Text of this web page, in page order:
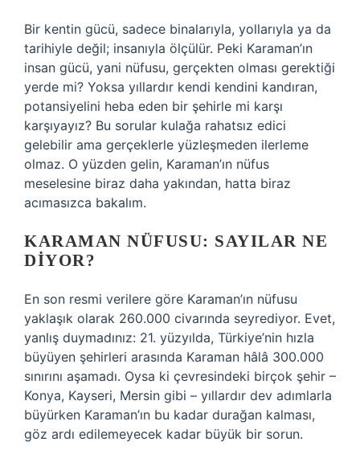
Bir kentin gücü, sadece binalarıyla, yollarıyla ya da
tarihiyle değil; insanıyla ölçülür. Peki Karaman’ın
insan gücü, yani nüfusu, gerçekten olması gerektiği
yerde mi? Yoksa yıllardır kendi kendini kandıran,
potansiyelini heba eden bir şehirle mi karşı
karşıyayız? Bu sorular kulağa rahatsız edici
gelebilir ama gerçeklerle yüzleşmeden ilerleme
olmaz. O yüzden gelin, Karaman’ın nüfus
meselesine biraz daha yakından, hatta biraz
acımasızca bakalım.
KARAMAN NÜFUSU: SAYILAR NE
DIYOR?
En son resmi verilere göre Karaman’ın nüfusu
yaklaşık olarak 260.000 civarında seyrediyor. Evet,
yanlış duymadınız: 21. yüzyılda, Türkiye’nin hızla
büyüyen şehirleri arasında Karaman hâlâ 300.000
sınırını aşamadı. Oysa ki çevresindeki birçok şehir –
Konya, Kayseri, Mersin gibi – yıllardır dev adımlarla
büyürken Karaman’ın bu kadar durağan kalması,
göz ardı edilemeyecek kadar büyük bir sorun.